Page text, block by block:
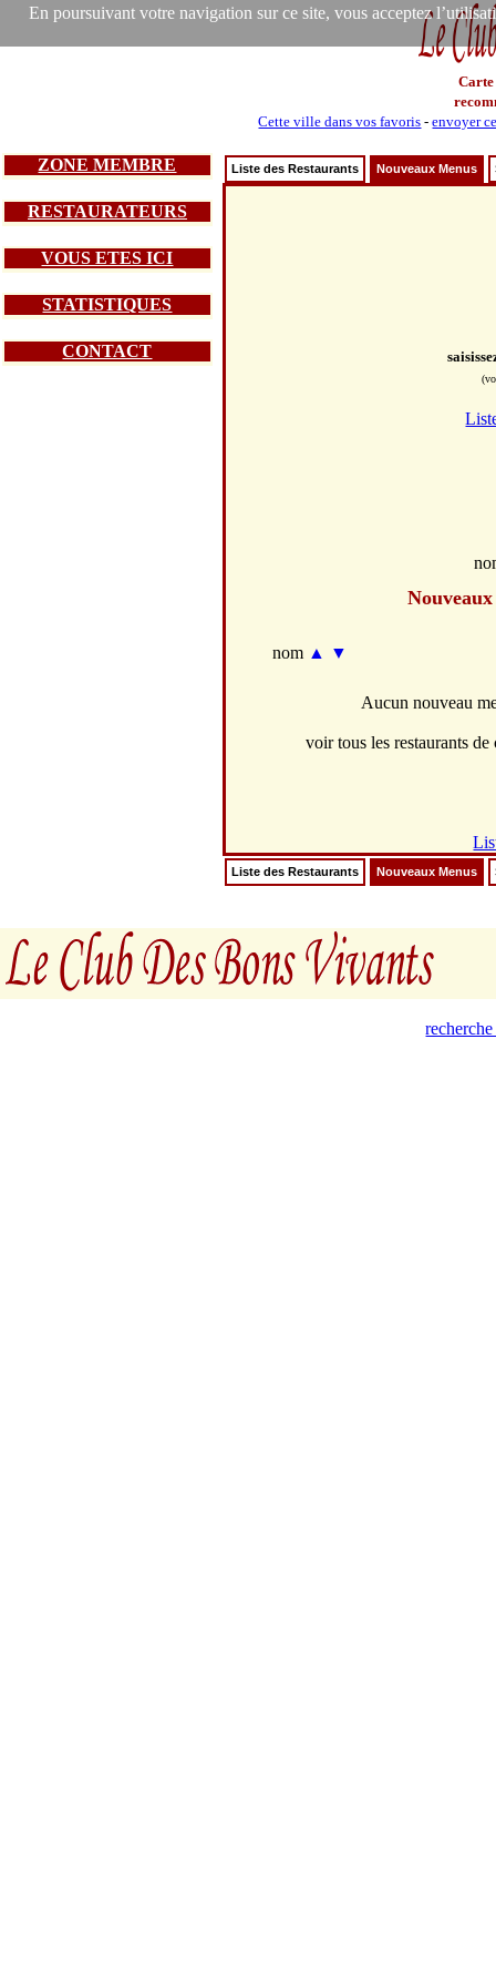
En poursuivant votre navigation sur ce site, vous acceptez
Carte
Cette ville dans vos favoris -envoyer
ZONE MEMBRE
RESTAURATEURS
VOUS ETES ICI
STATISTIQUES
CONTACT
Liste des Restaurants Nouveaux Menus
nom ▲ ▼
Aucun nouveau
voir tous les restaurants
Liste des Restaurants Nouveaux Menus